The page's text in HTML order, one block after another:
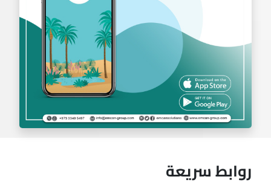
روابط سريعة